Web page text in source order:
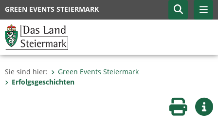
GREEN EVENTS STEIERMARK
Sie sind hier:
Green Events Steiermark
Erfolgsgeschichten
Seite